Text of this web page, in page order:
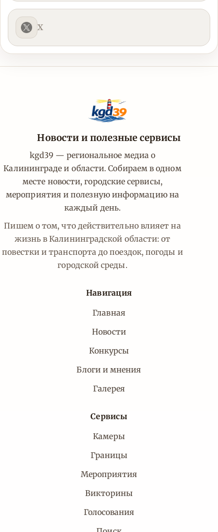
X
Новости и полезные сервисы
kgd39 — региональное медиа о
Калининграде и области. Собираем в одном
месте новости, городские сервисы,
мероприятия и полезную информацию на
каждый день.
Пишем о том, что действительно влияет на
жизнь в Калининградской области: от
повестки и транспорта до поездок, погоды и
городской среды.
Навигация
Главная
Новости
Конкурсы
Блоги и мнения
Галерея
Сервисы
Камеры
Границы
Мероприятия
Викторины
Голосования